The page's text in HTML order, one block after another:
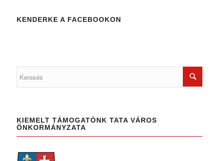
KENDERKE A FACEBOOKON
KIEMELT TÁMOGATÓNK TATA VÁROS
ÖNKORMÁNYZATA